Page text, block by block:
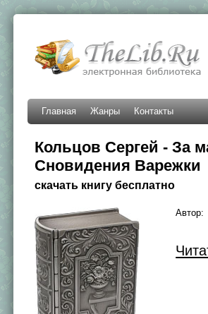
Главная Жанры Контакты
Кольцов Сергей - За
Сновидения Варежки
скачать книгу бесплатно
Автор: